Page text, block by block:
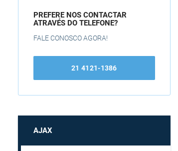
PREFERE NOS CONTACTAR
ATRAVÉS DO TELEFONE?
FALE CONOSCO AGORA!
21 4121-1386
AJAX